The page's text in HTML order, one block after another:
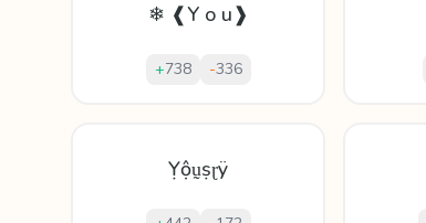
❄ ❰Y o u❱
+738 -336
Ỵộṵṣɽÿ